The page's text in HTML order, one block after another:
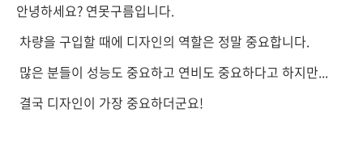
안녕하세요? 연못구름입니다.
차량을 구입할 때에 디자인의 역할은 정말 중요합니다.
많은 분들이 성능도 중요하고 연비도 중요하다고 하지만...
결국 디자인이 가장 중요하더군요!